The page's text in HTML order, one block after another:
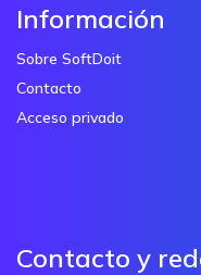
Información
Sobre SoftDoit
Contacto
Acceso privado
Contacto y